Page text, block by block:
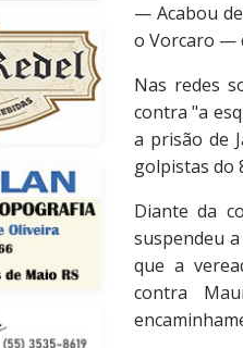
— Acabou
o Vorcaro —
Nas redes
contra "a
a prisão de
golpistas do
Diante da
suspendeu
que a
contra